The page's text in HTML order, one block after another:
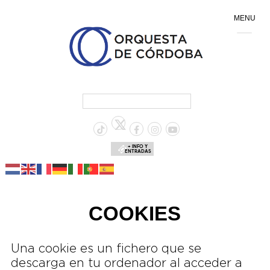
+ INFO Y
ENTRADAS
COOKIES
Una cookie es un fichero que se
descarga en tu ordenador al acceder a
MENU